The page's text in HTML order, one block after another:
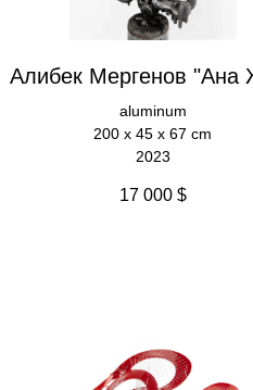
Алибек Мергенов "Ана
aluminum
200 х 45 х 67 cm
2023
17 000 $